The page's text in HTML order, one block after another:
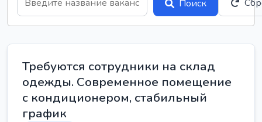
Поиск
Требуются сотрудники на склад
одежды. Современное помещение
с кондиционером, стабильный
график